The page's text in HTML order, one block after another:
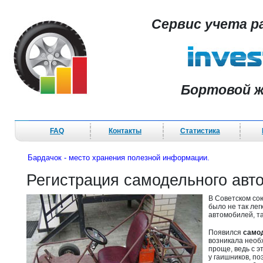
Сервис учета
Бортовой
FAQ Контакты Статистика
Бардачок - место хранения полезной информации.
Регистрация самодельного
В Советском
было не так
автомобилей,
Появился
возникала
проще, ведь с
у гаишников,